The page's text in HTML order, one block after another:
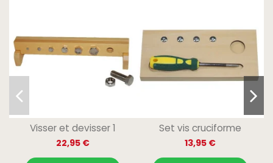
Visser et devisser 1
22,95 €
Set vis cruciforme
13,95 €